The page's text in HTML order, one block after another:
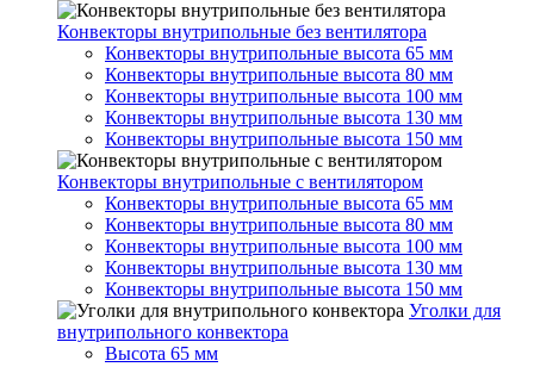
Конвекторы внутрипольные без вентилятора
Конвекторы внутрипольные высота 65 мм
Конвекторы внутрипольные высота 80 мм
Конвекторы внутрипольные высота 100 мм
Конвекторы внутрипольные высота 130 мм
Конвекторы внутрипольные высота 150 мм
Конвекторы внутрипольные с вентилятором
Конвекторы внутрипольные высота 65 мм
Конвекторы внутрипольные высота 80 мм
Конвекторы внутрипольные высота 100 мм
Конвекторы внутрипольные высота 130 мм
Конвекторы внутрипольные высота 150 мм
Уголки для
внутрипольного конвектора
Высота 65 мм